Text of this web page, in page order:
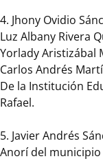
4. Jhony Ovidio
Luz Albany Rivera
Yorlady Aristizábal
Carlos Andrés
De la Institución
Rafael.
5. Javier Andrés
Anorí del municipio
2.
Ruth
Erika
Roa
Angarita
la
Institución